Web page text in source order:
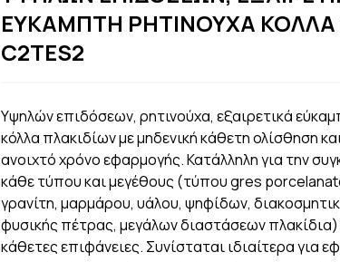
ΕΥΚΑΜΠΤΗ ΡΗΤΙΝΟΥΧΑ ΚΟΛΛΑ
C2TES2
Yψηλών επιδόσεων, ρητινούχα, εξαιρετικά
κόλλα πλακιδίων με μηδενική κάθετη ολίσθηση
ανοιχτό χρόνο εφαρμογής. Κατάλληλη για την
κάθε τύπου και μεγέθους (τύπου gres
γρανίτη, μαρμάρου, υάλου, ψηφίδων,
φυσικής πέτρας, μεγάλων διαστάσεων πλακίδια)
κάθετες επιφάνειες. Συνίσταται ιδιαίτερα για